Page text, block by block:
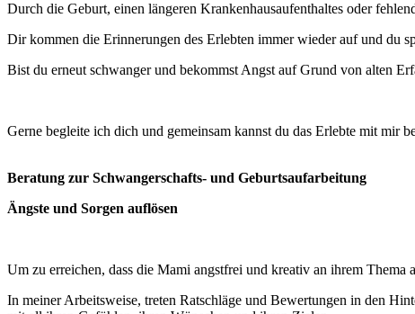
Durch die Geburt, einen längeren Krankenhausaufenthaltes oder
Dir kommen die Erinnerungen des Erlebten immer wieder auf und du
Bist du erneut schwanger und bekommst Angst auf Grund von alten
Gerne begleite ich dich und gemeinsam kannst du das Erlebte mit mir
Beratung zur Schwangerschafts- und Geburtsaufarbeitung
Ängste und Sorgen auflösen
Um zu erreichen, dass die Mami angstfrei und kreativ an ihrem
In meiner Arbeitsweise, treten Ratschläge und Bewertungen in den